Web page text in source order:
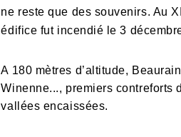
ne reste que des souvenirs. Au
édifice fut incendié le 3
A 180 mètres d’altitude,
Winenne..., premiers contreforts
vallées encaissées.